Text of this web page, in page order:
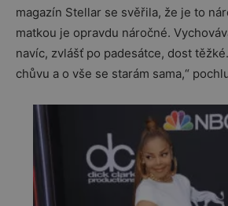
magazín Stellar se svěřila, že je to
matkou je opravdu náročné.
navíc, zvlášť po padesátce, dost
chůvu a o vše se starám sama,“